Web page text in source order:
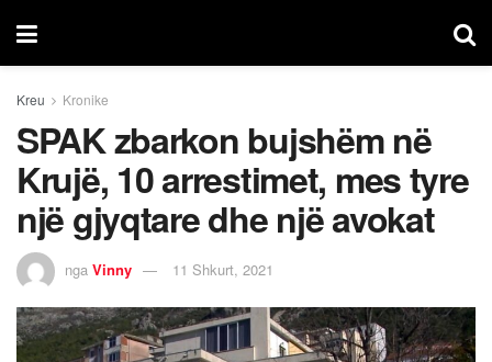
Kreu Kronike
SPAK zbarkon bujshëm në
Krujë, 10 arrestimet, mes tyre
një gjyqtare dhe një avokat
nga Vinny 11 Shkurt, 2021